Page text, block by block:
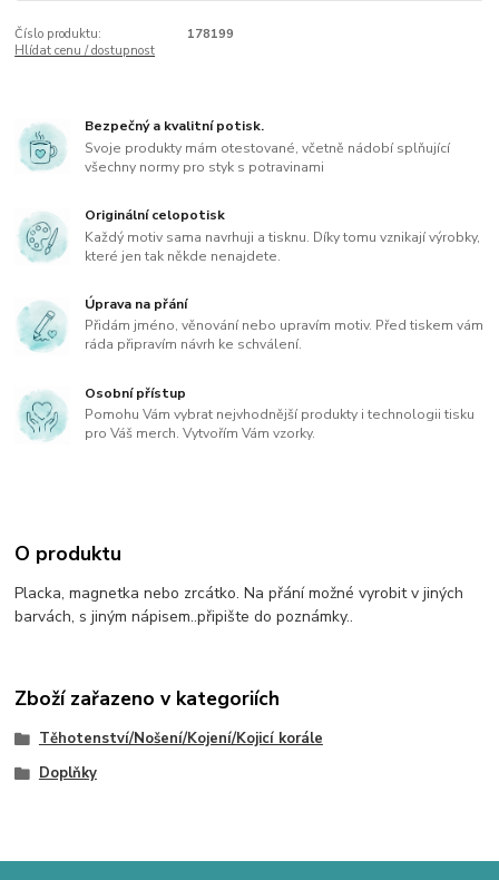
Číslo produktu:
178199
Hlídat cenu / dostupnost
Bezpečný a kvalitní potisk.
Svoje produkty mám otestované, včetně nádobí splňující
všechny normy pro styk s potravinami
Originální celopotisk
Každý motiv sama navrhuji a tisknu. Díky tomu vznikají výrobky,
které jen tak někde nenajdete.
Úprava na přání
Přidám jméno, věnování nebo upravím motiv. Před tiskem vám
ráda připravím návrh ke schválení.
Osobní přístup
Pomohu Vám vybrat nejvhodnější produkty i technologii tisku
pro Váš merch. Vytvořím Vám vzorky.
O produktu
Placka, magnetka nebo zrcátko. Na přání možné vyrobit v jiných
barvách, s jiným nápisem..připište do poznámky..
Zboží zařazeno v kategoriích
Těhotenství/Nošení/Kojení/Kojicí korále
Doplňky